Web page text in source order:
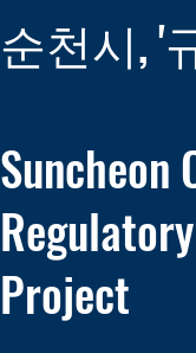
순천시, '
Suncheon
Project